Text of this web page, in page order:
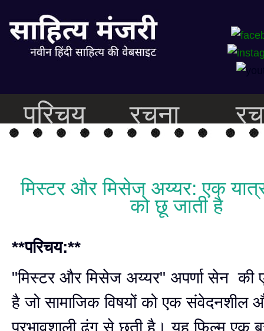
परिचय रचना
मिस्टर और मिसेज अय्यर: एक
को छू जाती है
**परिचय:**
"मिस्टर और मिसेज अय्यर" अपर्णा सेन की
है जो सामाजिक विषयों को एक संवेदनशील
प्रभावशाली ढंग से छूती है। यह फिल्म एक